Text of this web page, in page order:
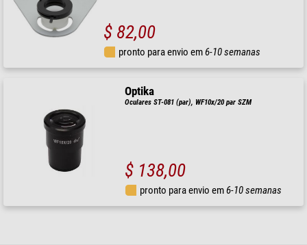
$ 82,00
pronto para envio em6-10 semanas
Optika
Oculares ST-081 (par), WF10x/20 par SZM
$ 138,00
pronto para envio em6-10 semanas